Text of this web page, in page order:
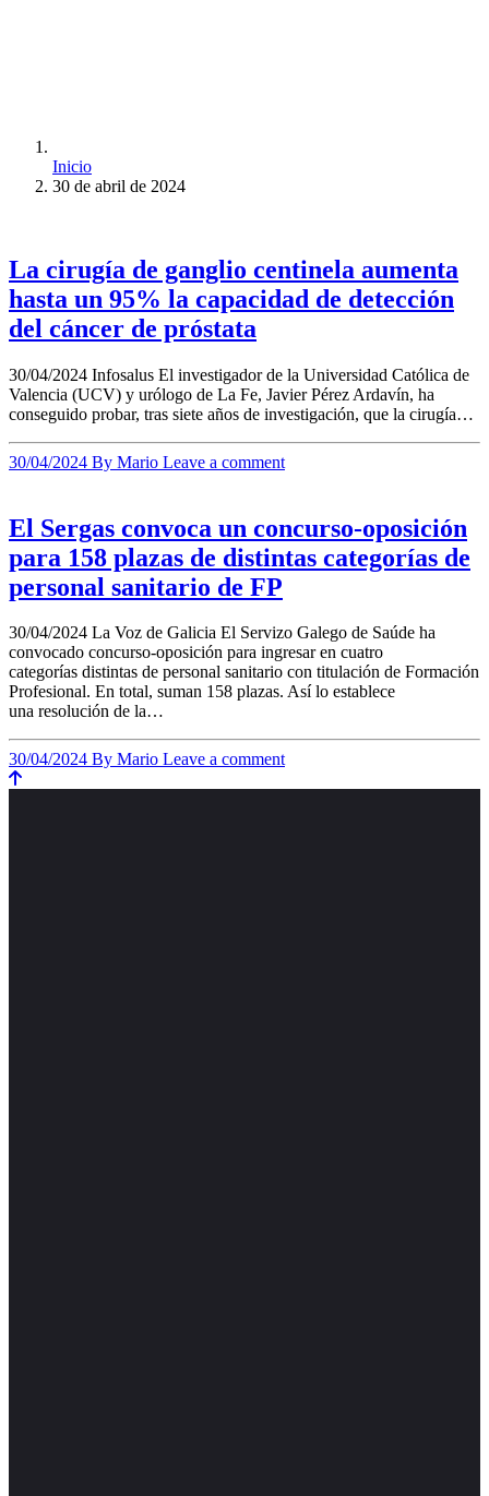
Inicio
30 de abril de 2024
La cirugía de ganglio centinela aumenta
hasta un 95% la capacidad de detección
del cáncer de próstata
30/04/2024 Infosalus El investigador de la Universidad Católica de
Valencia (UCV) y urólogo de La Fe, Javier Pérez Ardavín, ha
conseguido probar, tras siete años de investigación, que la cirugía…
30/04/2024 By Mario Leave a comment
El Sergas convoca un concurso-oposición
para 158 plazas de distintas categorías de
personal sanitario de FP
30/04/2024 La Voz de Galicia El Servizo Galego de Saúde ha
convocado concurso-oposición para ingresar en cuatro
categorías distintas de personal sanitario con titulación de Formación
Profesional. En total, suman 158 plazas. Así lo establece
una resolución de la…
30/04/2024 By Mario Leave a comment